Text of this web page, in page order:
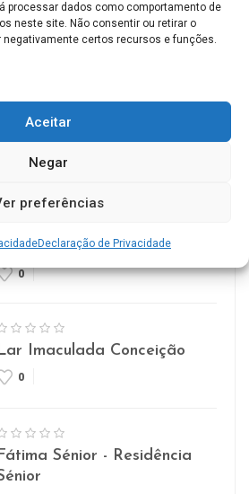
processar dados como comportamento de
neste site. Não consentir ou retirar o
certos recursos e funções.
Aceitar
Negar
preferências
Declaração de Privacidade
ERPI Horizonte Ternura
0
Lar Imaculada Conceição
0
Fátima Sénior - Residência